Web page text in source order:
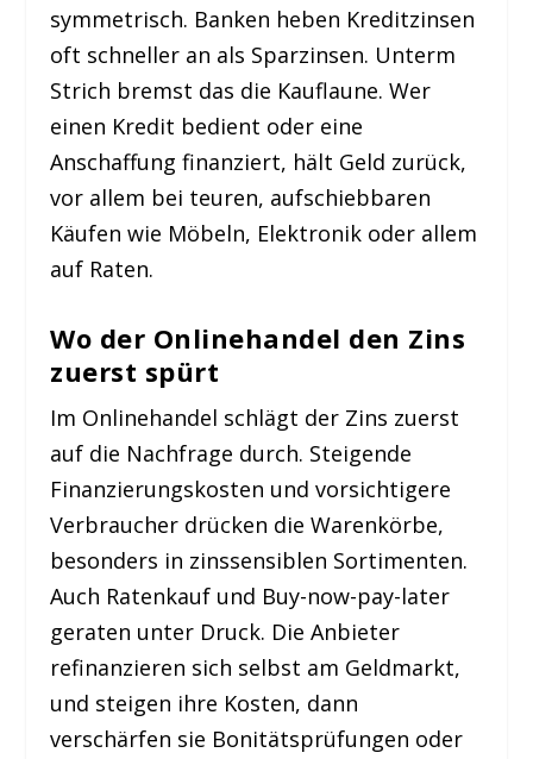
symmetrisch. Banken heben Kreditzinsen
oft schneller an als Sparzinsen. Unterm
Strich bremst das die Kauflaune. Wer
einen Kredit bedient oder eine
Anschaffung finanziert, hält Geld zurück,
vor allem bei teuren, aufschiebbaren
Käufen wie Möbeln, Elektronik oder allem
auf Raten.
Wo der Onlinehandel den Zins
zuerst spürt
Im Onlinehandel schlägt der Zins zuerst
auf die Nachfrage durch. Steigende
Finanzierungskosten und vorsichtigere
Verbraucher drücken die Warenkörbe,
besonders in zinssensiblen Sortimenten.
Auch Ratenkauf und Buy-now-pay-later
geraten unter Druck. Die Anbieter
refinanzieren sich selbst am Geldmarkt,
und steigen ihre Kosten, dann
verschärfen sie Bonitätsprüfungen oder